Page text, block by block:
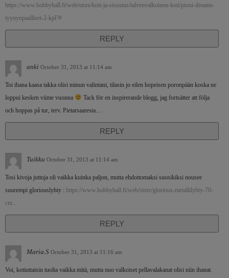
https://www.hobbyhall.fi/web/store/koti-ja-sisustus/talvenvalkoinen-koti/pioni-dreams-
tyynynpaalliset-2-kpl?#
REPLY
anki October 31, 2013 at 11:14 am
Toi ihana kaasa takka olisi minun valintani, tilasin jo eilen hopeisen poronpään koska ne
loppui kesken viime vuonna
Tack för en inspirerande blogg, jag fortsätter att följa
och hoppas på tur, terv. Pietarsaaresta…
REPLY
Tuikku October 31, 2013 at 11:14 am
Tosi kivoja juttuja oli vaikka kuinka paljon, mutta ehdottomaksi suosikiksi nousee
suurempi gloriouslyhty : https://www.hobbyhall.fi/web/store/glorious-metallilyhty-70-
cm .
REPLY
Maria.S October 31, 2013 at 11:16 am
Voi, kotiuttaisin tuolta vaikka mitä, mutta nuo valkoiset pellavalakanat olisi niin ihanat.